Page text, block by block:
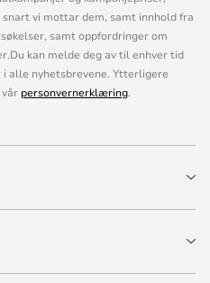
vi mottar dem, samt innhold fra
samt oppfordringer om
kan melde deg av til enhver tid
alle nyhetsbrevene. Ytterligere
personvernerklæring.